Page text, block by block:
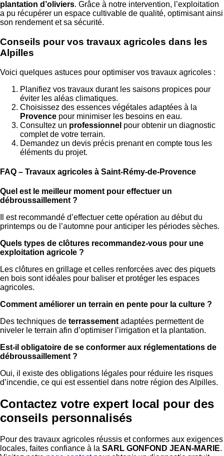
plantation d’oliviers. Grâce à notre intervention, l’exploitation
a pu récupérer un espace cultivable de qualité, optimisant ainsi
son rendement et sa sécurité.
Conseils pour vos travaux agricoles dans les
Alpilles
Voici quelques astuces pour optimiser vos travaux agricoles :
Planifiez vos travaux durant les saisons propices pour
éviter les aléas climatiques.
Choisissez des essences végétales adaptées à la
Provence pour minimiser les besoins en eau.
Consultez un professionnel pour obtenir un diagnostic
complet de votre terrain.
Demandez un devis précis prenant en compte tous les
éléments du projet.
FAQ – Travaux agricoles à Saint-Rémy-de-Provence
Quel est le meilleur moment pour effectuer un
débroussaillement ?
Il est recommandé d’effectuer cette opération au début du
printemps ou de l’automne pour anticiper les périodes sèches.
Quels types de clôtures recommandez-vous pour une
exploitation agricole ?
Les clôtures en grillage et celles renforcées avec des piquets
en bois sont idéales pour baliser et protéger les espaces
agricoles.
Comment améliorer un terrain en pente pour la culture ?
Des techniques de terrassement adaptées permettent de
niveler le terrain afin d’optimiser l’irrigation et la plantation.
Est-il obligatoire de se conformer aux réglementations de
débroussaillement ?
Oui, il existe des obligations légales pour réduire les risques
d’incendie, ce qui est essentiel dans notre région des Alpilles.
Contactez votre expert local pour des
conseils personnalisés
Pour des travaux agricoles réussis et conformes aux exigences
locales, faites confiance à la SARL GONFOND JEAN-MARIE.